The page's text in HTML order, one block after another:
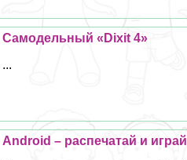
Самодельный «Dixit 4»
...
Android – распечатай и играй